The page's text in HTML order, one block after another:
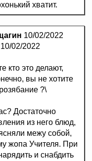
хватит.
10/02/2022
02/2022
кто это делают,
вы не хотите
?\
Достаточно
из него блюд,
межу собой,
жопа Учителя. При
и снабдить